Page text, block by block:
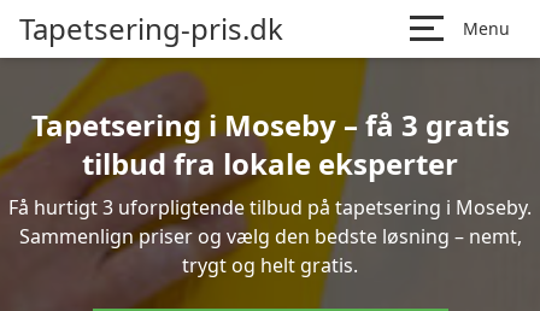
Tapetsering-pris.dk Menu
Tapetsering i Moseby – få 3 gratis
tilbud fra lokale eksperter
Få hurtigt 3 uforpligtende tilbud på tapetsering i Moseby.
Sammenlign priser og vælg den bedste løsning – nemt,
trygt og helt gratis.